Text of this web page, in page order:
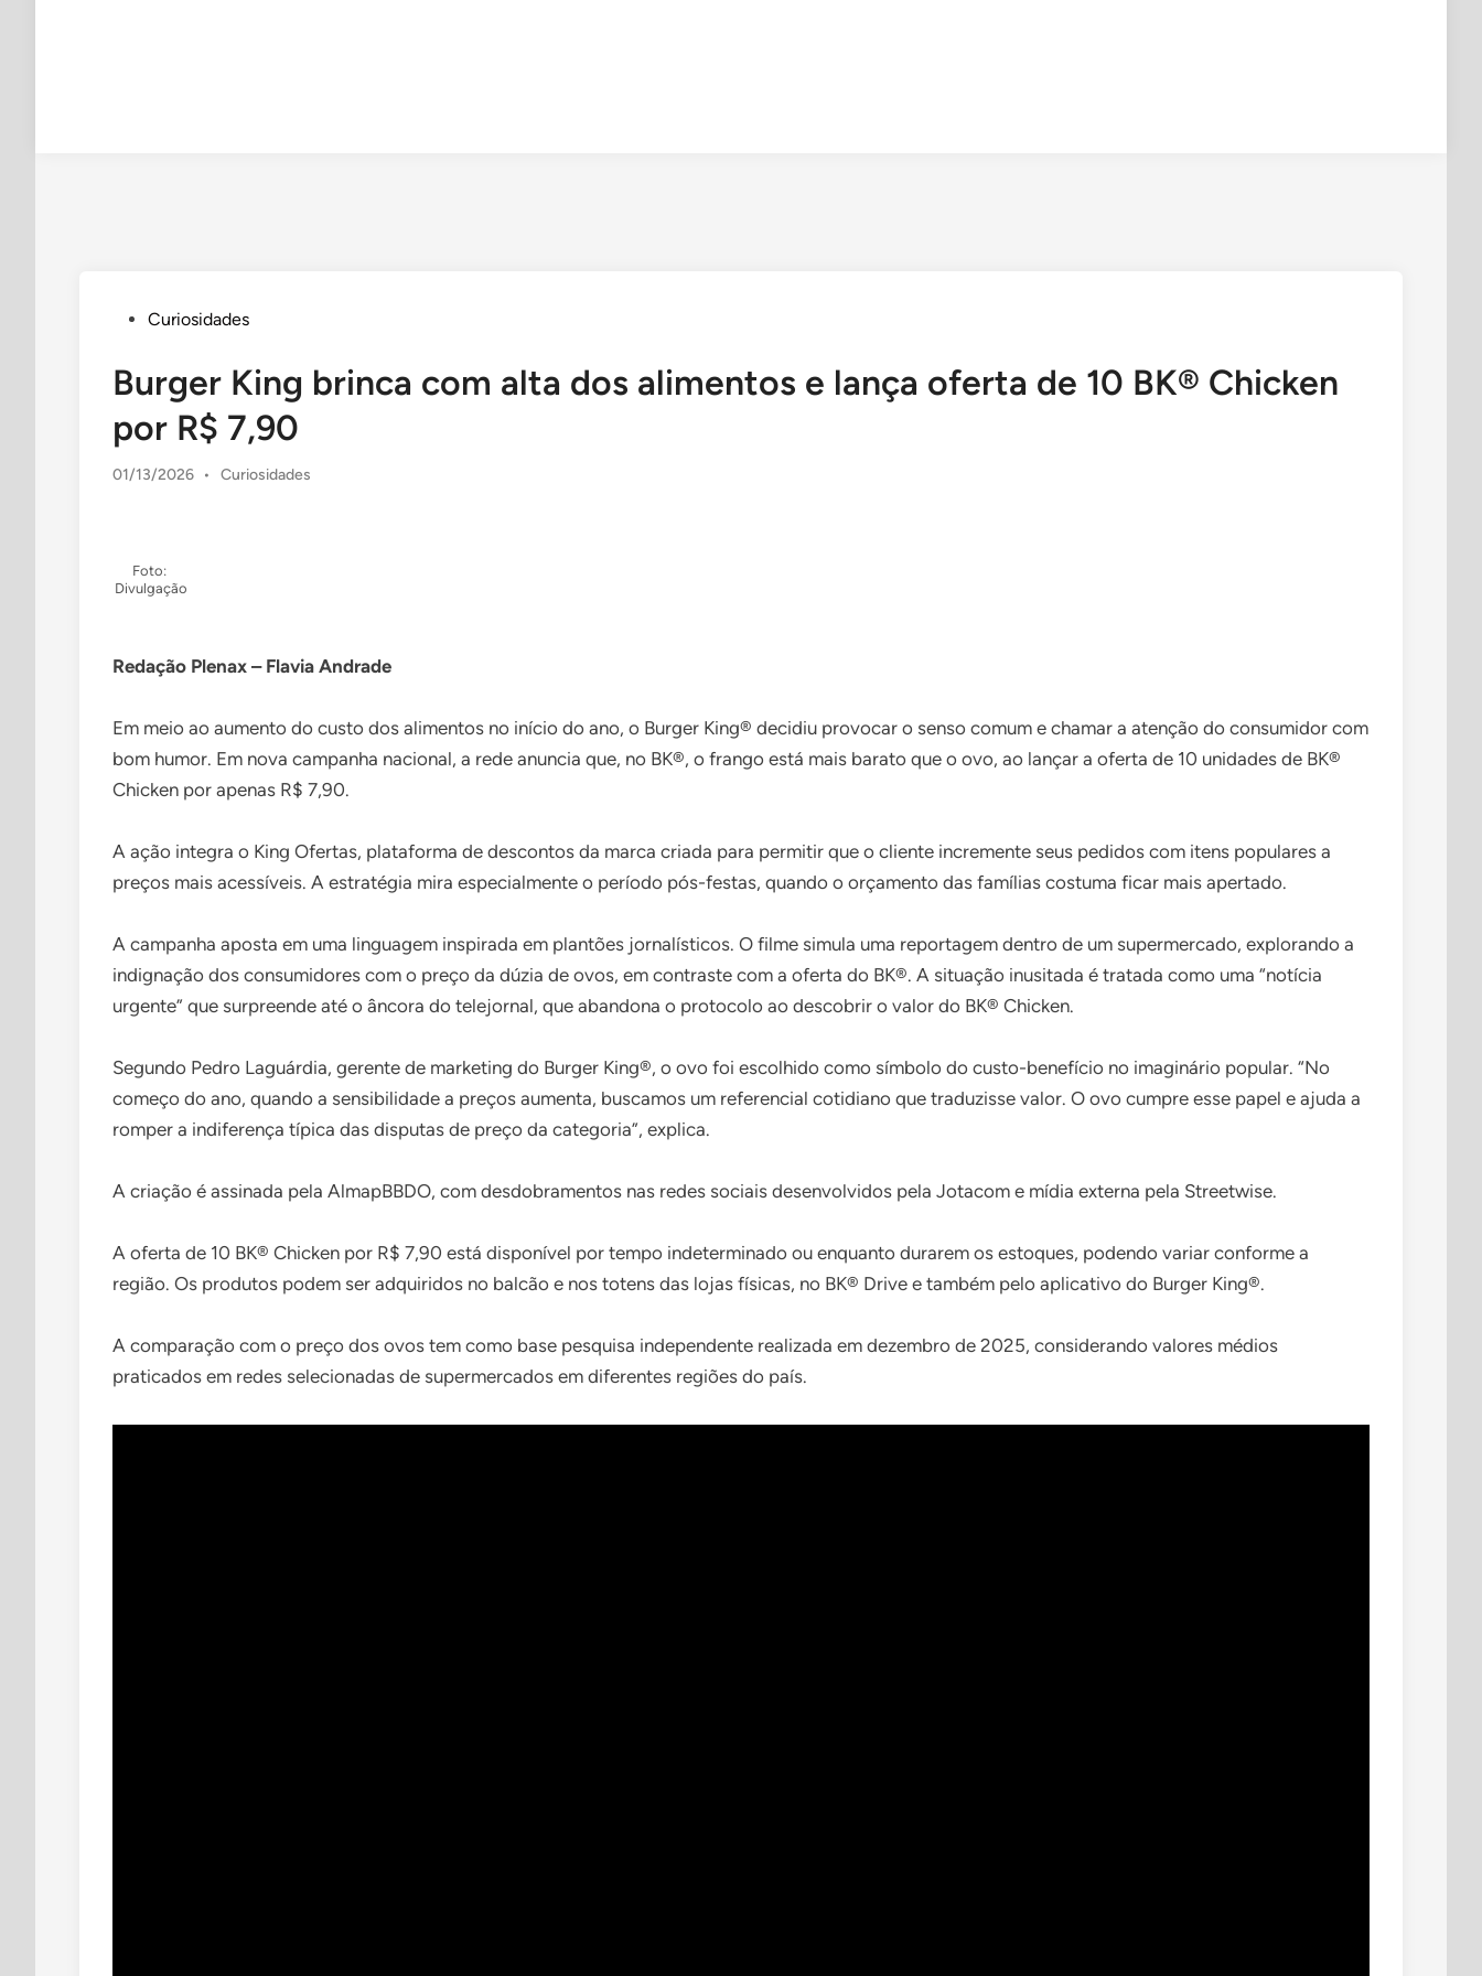
PostedCuriosidades
Burger King brinca com alta dos alimentos e lança oferta de 10 BK® Chicken
por R$ 7,90
01/13/2026 •
Posted
Curiosidades
Foto:
Divulgação
Redação Plenax – Flavia Andrade
Em meio ao aumento do custo dos alimentos no início do ano, o Burger King® decidiu provocar o senso comum e chamar a atenção do consumidor com
bom humor. Em nova campanha nacional, a rede anuncia que, no BK®, o frango está mais barato que o ovo, ao lançar a oferta de 10 unidades de BK®
Chicken por apenas R$ 7,90.
A ação integra o King Ofertas, plataforma de descontos da marca criada para permitir que o cliente incremente seus pedidos com itens populares a
preços mais acessíveis. A estratégia mira especialmente o período pós-festas, quando o orçamento das famílias costuma ficar mais apertado.
A campanha aposta em uma linguagem inspirada em plantões jornalísticos. O filme simula uma reportagem dentro de um supermercado, explorando a
indignação dos consumidores com o preço da dúzia de ovos, em contraste com a oferta do BK®. A situação inusitada é tratada como uma “notícia
urgente” que surpreende até o âncora do telejornal, que abandona o protocolo ao descobrir o valor do BK® Chicken.
Segundo Pedro Laguárdia, gerente de marketing do Burger King®, o ovo foi escolhido como símbolo do custo-benefício no imaginário popular. “No
começo do ano, quando a sensibilidade a preços aumenta, buscamos um referencial cotidiano que traduzisse valor. O ovo cumpre esse papel e ajuda a
romper a indiferença típica das disputas de preço da categoria”, explica.
A criação é assinada pela AlmapBBDO, com desdobramentos nas redes sociais desenvolvidos pela Jotacom e mídia externa pela Streetwise.
A oferta de 10 BK® Chicken por R$ 7,90 está disponível por tempo indeterminado ou enquanto durarem os estoques, podendo variar conforme a
região. Os produtos podem ser adquiridos no balcão e nos totens das lojas físicas, no BK® Drive e também pelo aplicativo do Burger King®.
A comparação com o preço dos ovos tem como base pesquisa independente realizada em dezembro de 2025, considerando valores médios
praticados em redes selecionadas de supermercados em diferentes regiões do país.